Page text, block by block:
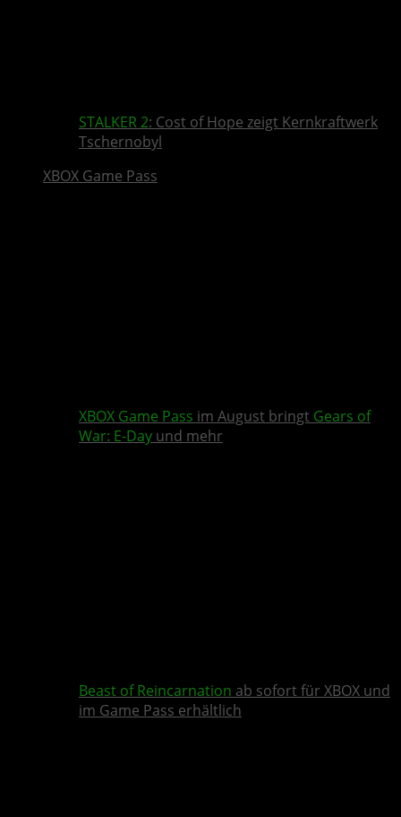
STALKER 2: Cost of Hope zeigt Kernkraftwerk
Tschernobyl
XBOX Game Pass
XBOX Game Pass im August bringt Gears of
War: E-Day und mehr
Beast of Reincarnation ab sofort für XBOX und
im Game Pass erhältlich